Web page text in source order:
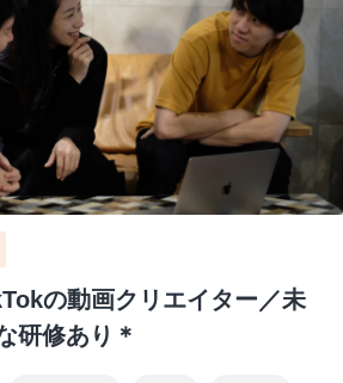
の動画クリエイター／未
研修あり＊